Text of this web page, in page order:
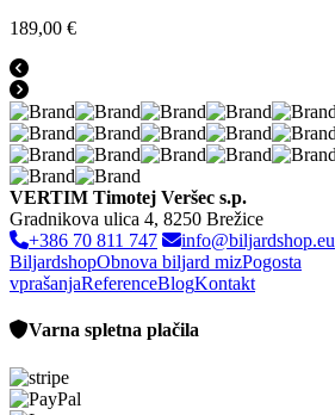
189,00 €
VERTIM Timotej Veršec s.p.
Gradnikova ulica 4, 8250 Brežice
+386 70 811 747
info@biljardshop.eu
BiljardshopObnova biljard mizPogosta
vprašanjaReferenceBlogKontakt
Varna spletna plačila